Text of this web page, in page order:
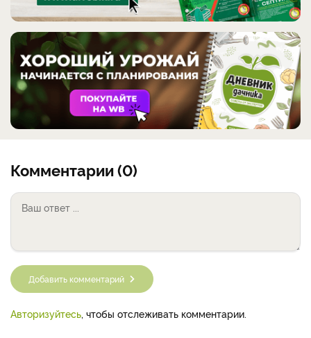
Комментарии (0)
Добавить комментарий
Авторизуйтесь , чтобы отслеживать комментарии.